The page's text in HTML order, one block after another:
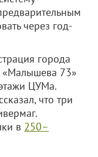
через год-
города
«Малышева 73»
ЦУМа.
что три
в 250–